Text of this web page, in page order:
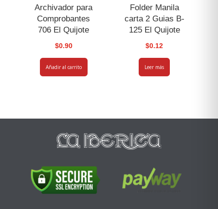
Archivador para
Comprobantes
706 El Quijote
$0.90
Añadir al carrito
Folder Manila
carta 2 Guias B-
125 El Quijote
$0.12
Leer más